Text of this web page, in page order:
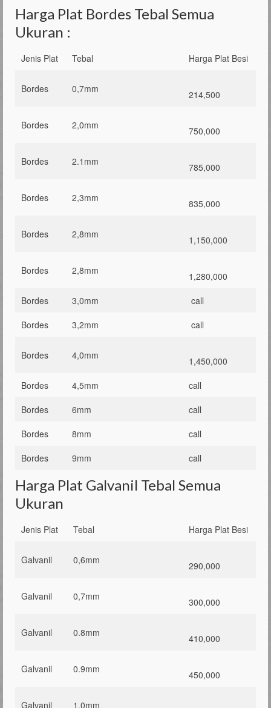
Harga Plat Bordes Tebal Semua
Ukuran :
Jenis Plat Tebal Harga Plat Besi
Bordes 0,7mm 214,500
Bordes 2,0mm 750,000
Bordes 2.1mm 785,000
Bordes 2,3mm 835,000
Bordes 2,8mm 1,150,000
Bordes 2,8mm
1,280,000
Bordes
3,0mm
call
Bordes
3,2mm call
Bordes 4,0mm
1,450,000
Bordes
4,5mm
call
Bordes
6mm
call
Bordes
8mm
call
Bordes
9mm call
Harga Plat Galvanil Tebal Semua
Ukuran
Jenis Plat Tebal Harga Plat Besi
Galvanil 0,6mm 290,000
Galvanil 0,7mm 300,000
Galvanil 0.8mm 410,000
Galvanil 0.9mm 450,000
Galvanil 1,0mm